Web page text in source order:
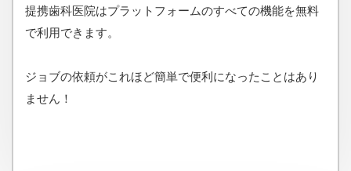
提携歯科医院はプラットフォームのすべての機能を無料
で利用できます。
ジョブの依頼がこれほど簡単で便利になったことはあり
ません！